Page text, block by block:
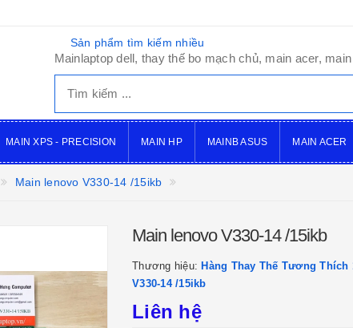
Sản phẩm tìm kiếm nhiều
Mainlaptop dell, thay thế bo mạch chủ, main acer,
MAIN XPS - PRECISION MAIN HP MAINB ASUS MAIN ACER
Main lenovo V330-14 /15ikb
Main lenovo V330-14 /15ikb
Thương hiệu: Hàng Thay Thế Tương Thích
V330-14 /15ikb
Liên hệ